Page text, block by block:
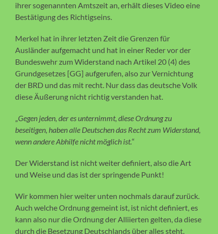
ihrer sogenannten Amtszeit an, erhält dieses Video eine
Bestätigung des Richtigseins.
Merkel hat in ihrer letzten Zeit die Grenzen für
Ausländer aufgemacht und hat in einer Reder vor der
Bundeswehr zum Widerstand nach Artikel 20 (4) des
Grundgesetzes [GG] aufgerufen, also zur Vernichtung
der BRD und das mit recht. Nur dass das deutsche Volk
diese Äußerung nicht richtig verstanden hat.
„Gegen jeden, der es unternimmt, diese Ordnung zu
beseitigen, haben alle Deutschen das Recht zum Widerstand,
wenn andere Abhilfe nicht möglich ist.“
Der Widerstand ist nicht weiter definiert, also die Art
und Weise und das ist der springende Punkt!
Wir kommen hier weiter unten nochmals darauf zurück.
Auch welche Ordnung gemeint ist, ist nicht definiert, es
kann also nur die Ordnung der Alliierten gelten, da diese
durch die Besetzung Deutschlands über alles steht.